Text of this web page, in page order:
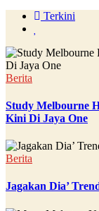
Terkini
Berita
Study Melbourne
Kini Di Jaya One
Berita
Jagakan Dia’